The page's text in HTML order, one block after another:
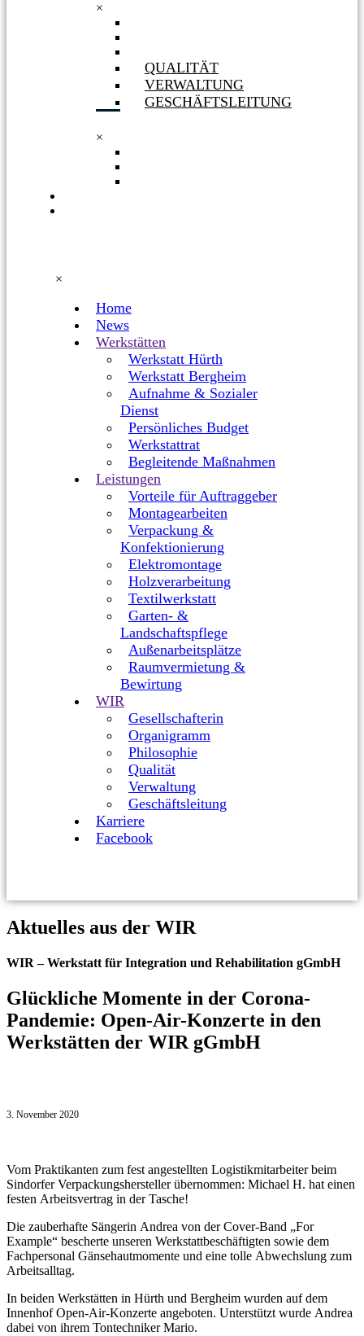
×
QUALITÄT
VERWALTUNG
GESCHÄFTSLEITUNG
×
×
Home
News
Werkstätten
Werkstatt Hürth
Werkstatt Bergheim
Aufnahme & Sozialer
Dienst
Persönliches Budget
Werkstattrat
Begleitende Maßnahmen
Leistungen
Vorteile für Auftraggeber
Montagearbeiten
Verpackung &
Konfektionierung
Elektromontage
Holzverarbeitung
Textilwerkstatt
Garten- &
Landschaftspflege
Außenarbeitsplätze
Raumvermietung &
Bewirtung
WIR
Gesellschafterin
Organigramm
Philosophie
Qualität
Verwaltung
Geschäftsleitung
Karriere
Facebook
Aktuelles aus der WIR
WIR – Werkstatt für Integration und Rehabilitation gGmbH
Glückliche Momente in der Corona-
Pandemie: Open-Air-Konzerte in den
Werkstätten der WIR gGmbH
3. November 2020
Vom Praktikanten zum fest angestellten Logistikmitarbeiter beim
Sindorfer Verpackungshersteller übernommen: Michael H. hat einen
festen Arbeitsvertrag in der Tasche!
Die zauberhafte Sängerin Andrea von der Cover-Band „For
Example“ bescherte unseren Werkstattbeschäftigten sowie dem
Fachpersonal Gänsehautmomente und eine tolle Abwechslung zum
Arbeitsalltag.
In beiden Werkstätten in Hürth und Bergheim wurden auf dem
Innenhof Open-Air-Konzerte angeboten. Unterstützt wurde Andrea
dabei von ihrem Tontechniker Mario.